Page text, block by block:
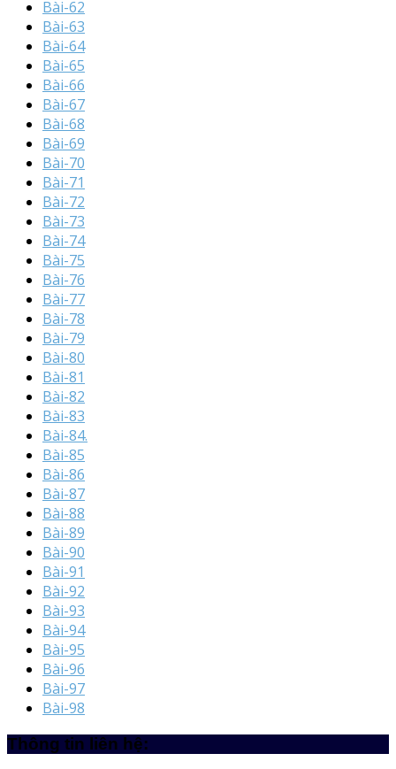
Bài-62
Bài-63
Bài-64
Bài-65
Bài-66
Bài-67
Bài-68
Bài-69
Bài-70
Bài-71
Bài-72
Bài-73
Bài-74
Bài-75
Bài-76
Bài-77
Bài-78
Bài-79
Bài-80
Bài-81
Bài-82
Bài-83
Bài-84.
Bài-85
Bài-86
Bài-87
Bài-88
Bài-89
Bài-90
Bài-91
Bài-92
Bài-93
Bài-94
Bài-95
Bài-96
Bài-97
Bài-98
Thông tin liên hệ: